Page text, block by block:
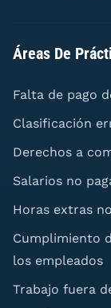
Áreas De
Falta de pago
Clasificación
Derechos a
Salarios no
Horas extras
Cumplimiento
los empleados
Trabajo fuera